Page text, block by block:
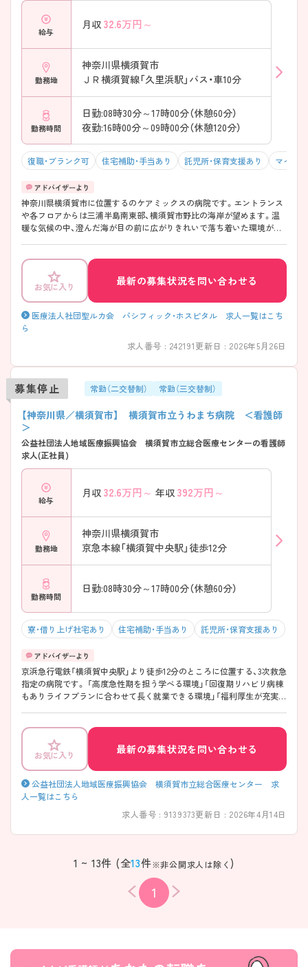
給与
月収 32.6万円～
勤務地
神奈川県横須賀市
ＪＲ横須賀線「久里浜駅」バス・車10分
勤務時間
日勤:08時30分～17時00分（休憩60分）
夜勤:16時00分～09時00分（休憩120分）
復職・ブランク可 住宅補助・手当あり 託児所・保育支援あり マイカ
神奈川県横須賀市に位置するのケアミックスの病院です。エントランス
や各フロアからは三浦半島南東部、横須賀市野比の海岸が望めます。温
暖な気候の中、澄んだ海が目の前に広がりきれいで落ち着いた環境があ
お気に入り 最新の募集状況を問い合わせる
医療法人社団聖ルカ会 パシフィック・ホスピタル 求人一覧はこち
ら
求人番号 : 242191更新日 : 2026年5月26日
募集停止 常勤（二交替制） 常勤（三交替制）
【神奈川県／横須賀市】 横須賀市立うわまち病院 ＜看護師
＞
公益社団法人地域医療振興協会 横須賀市立総合医療センターの看護師
求人(正社員)
給与
月収 32.6万円～ 年収 392万円～
勤務地
神奈川県横須賀市
京急本線「横須賀中央駅」徒歩12分
勤務時間
日勤:08時30分～17時00分（休憩60分）
寮・借り上げ社宅あり 住宅補助・手当あり 託児所・保育支援あり
京浜急行電鉄「横須賀中央駅」より徒歩12分のところに位置する、3次救急
指定の病院です。 「高度急性期を担う学べる環境」「回復期リハビリ病棟
もありライフプランに合わせて長く就業できる環境」「福利厚生が充実し
せ。
お気に入り
最新の募集状況を問い合わせる
公益社団法人地域医療振興協会 横須賀市立総合医療センター 求
人一覧はこちら
求人番号 : 9139373更新日 : 2026年4月14日
1 ~ 13件 (全13件※非公開求人は除く )
1